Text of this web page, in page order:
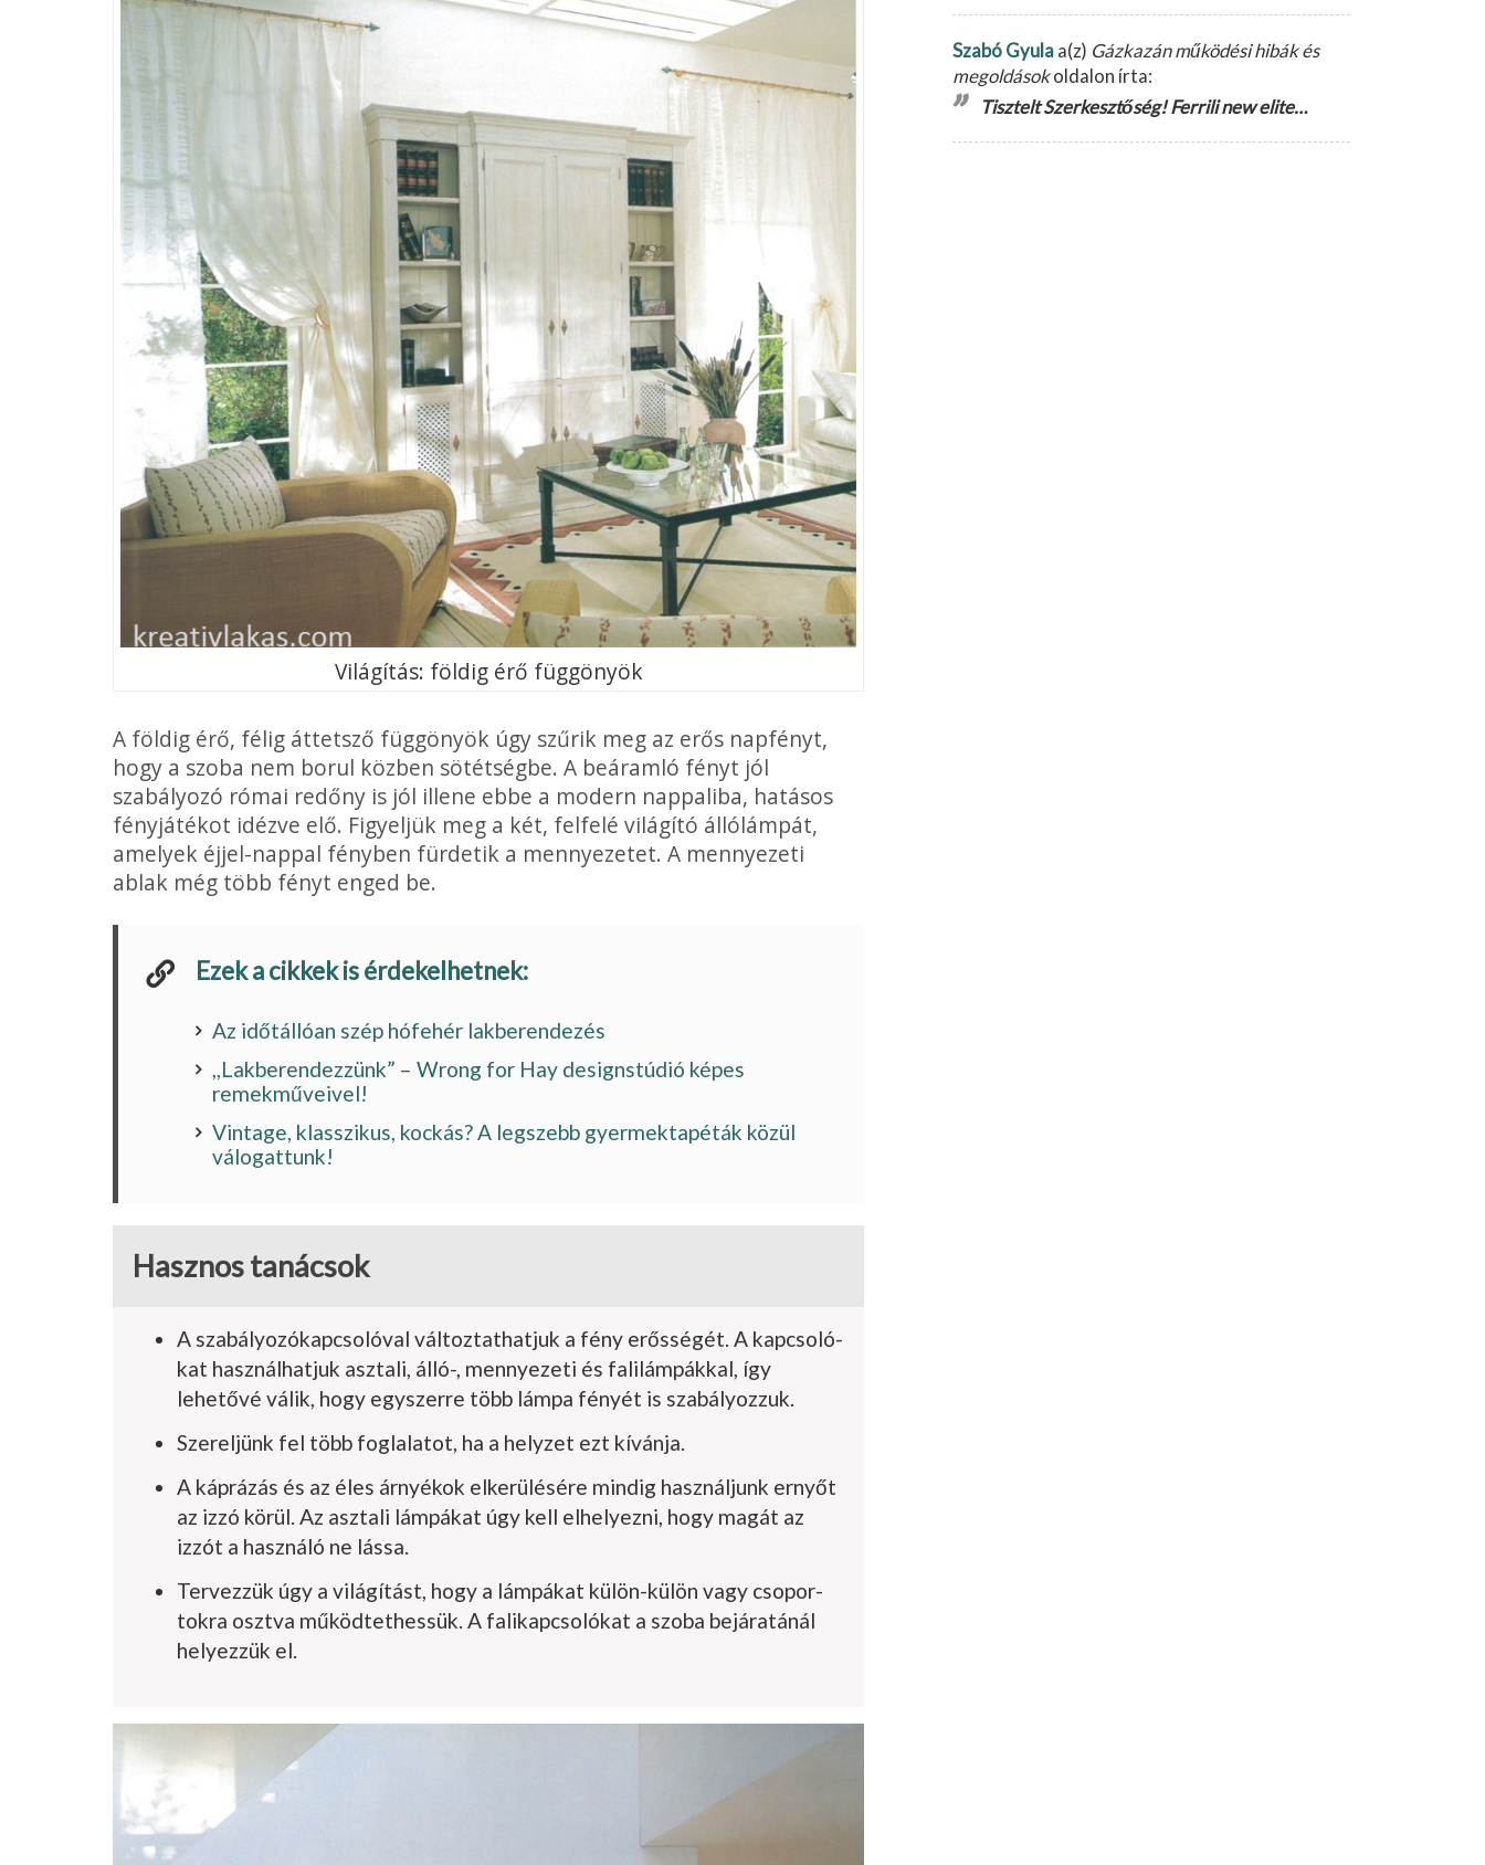
Világítás: földig érő függönyök
A földig érő, félig áttetsző függönyök úgy szűrik meg az erős napfényt,
hogy a szoba nem borul közben sötétségbe. A beáramló fényt jól
szabályozó római re­dőny is jól illene ebbe a modern nappaliba, hatásos
fényjátékot idézve elő. Figyeljük meg a két, felfelé vilá­gító állólámpát,
ame­lyek éjjel-nappal fény­ben fürdetik a mennyezetet. A mennye­zeti
ablak még több fényt enged be.
Ezek a cikkek is érdekelhetnek:
Az időtállóan szép hófehér lakberendezés
,,Lakberendezzünk” – Wrong for Hay designstúdió képes
remekműveivel!
Vintage, klasszikus, kockás? A legszebb gyermektapéták közül
válogattunk!
Hasznos tanácsok
A szabályozókapcsolóval változtat­hatjuk a fény erősségét. A kapcsoló­
kat használhatjuk asztali, álló-, mennyezeti és falilámpákkal, így
lehetővé válik, hogy egyszerre több lámpa fé­nyét is szabályozzuk.
Szereljünk fel több foglalatot, ha a helyzet ezt kívánja.
A káprázás és az éles árnyékok el­kerülésére mindig használjunk ernyőt
az izzó körül. Az asztali lámpákat úgy kell elhelyezni, hogy magát az
izzót a használó ne lássa.
Tervezzük úgy a világítást, hogy a lámpákat külön-külön vagy csopor­
tokra osztva működtethessük. A fali­kapcsolókat a szoba bejáratánál
he­lyezzük el.
Szabó Gyulaa(z) Gázkazán működési hibák és
megoldásokoldalon írta:
Tisztelt Szerkesztőség! Ferrili new elite…